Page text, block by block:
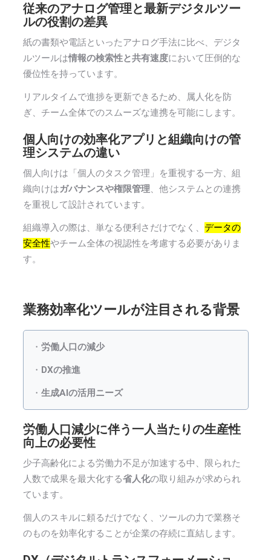
従来のアナログ管理と最新デジタルツー
ルの役割の差異
紙の書類や電話といったアナログ手法に比べ、デジタ
ルツールは情報の検索性と共有速度において圧倒的な
優位性を持っています。
リアルタイムで進捗を更新できるため、属人化を防
ぎ、チーム全体でのスムーズな連携を可能にします。
個人向けの効率化アプリと組織向けの管
理システムの違い
個人向けは「個人のタスク管理」を重視する一方、組
織向けはガバナンスや権限管理、他システムとの連携
を重視して設計されています。
組織導入の際は、単なる便利さだけでなく、 データの
安全性やチーム全体の視認性を考慮する必要がありま
す。
業務効率化ツールが注目される背景
・ 労働人口の減少
・ DXの推進
・ 生成AIの活用ニーズ
労働人口減少に伴う一人当たりの生産性
向上の必要性
少子高齢化による労働力不足が加速する中、限られた
人数で成果を最大化する省人化の取り組みが求められ
ています。
個人のスキルに頼るだけでなく、ツールの力で業務そ
のものを効率化することが企業の存続に直結します。